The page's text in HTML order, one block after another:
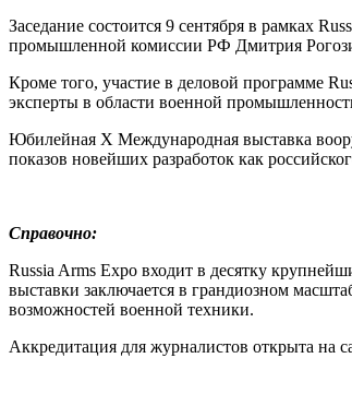
Заседание состоится 9 сентября в рамках
промышленной комиссии РФ Дмитрия
Кроме того, участие в деловой программе
эксперты в области военной
Юбилейная Х Международная выставка
показов новейших разработок как
Справочно:
Russia Arms Expo входит в десятку
выставки заключается в грандиозном
возможностей военной техники.
Аккредитация для журналистов открыта на